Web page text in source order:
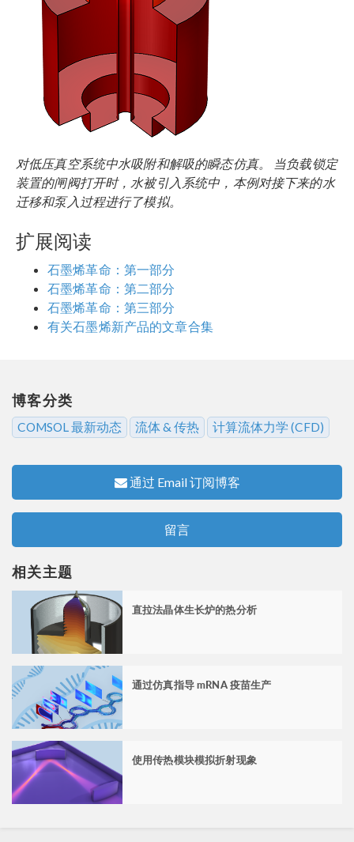
对低压真空系统中水吸附和解吸的瞬态仿真。 当负载锁定
装置的闸阀打开时，水被引入系统中，本例对接下来的水
迁移和泵入过程进行了模拟。
扩展阅读
石墨烯革命：第一部分
石墨烯革命：第二部分
石墨烯革命：第三部分
有关石墨烯新产品的文章合集
博客分类
COMSOL 最新动态 流体 & 传热 计算流体力学 (CFD)
通过 Email 订阅博客
留言
相关主题
直拉法晶体生长炉的热分析
通过仿真指导 mRNA 疫苗生产
使用传热模块模拟折射现象